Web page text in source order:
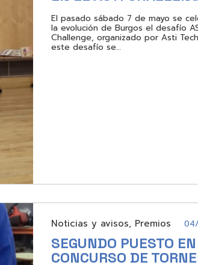
El pasado sábado 7 de mayo se
la evolución de Burgos el desafío
Challenge, organizado por Asti
este desafío se…
Noticias y avisos, Premios
SEGUNDO PUESTO
CONCURSO DE